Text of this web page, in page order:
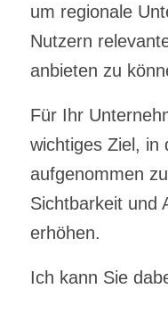
um regionale
Nutzern
anbieten zu
Für Ihr
wichtiges Ziel, in
aufgenommen
Sichtbarkeit und
erhöhen.
Ich kann Sie